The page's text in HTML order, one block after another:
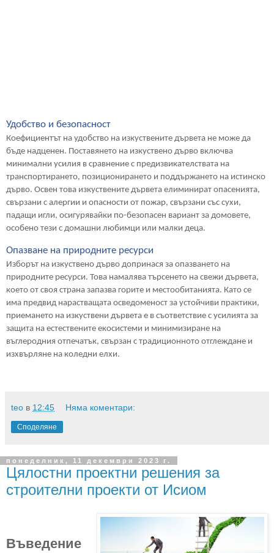
Удобство и безопасност
Коефициентът на удобство на изкуствените дървета не може да
бъде надценен. Поставянето на изкуствено дърво включва
минимални усилия в сравнение с предизвикателствата на
транспортирането, позиционирането и поддържането на истинско
дърво. Освен това изкуствените дървета елиминират опасенията,
свързани с алергии и опасности от пожар, свързани със сухи,
падащи игли, осигурявайки по-безопасен вариант за домовете,
особено тези с домашни любимци или малки деца.
Опазване на природните ресурси
Изборът на изкуствено дърво допринася за опазването на
природните ресурси. Това намалява търсенето на свежи дървета,
което от своя страна запазва горите и местообитанията. Като се
има предвид нарастващата осведоменост за устойчиви практики,
приемането на изкуствени дървета е в съответствие с усилията за
защита на естествените екосистеми и минимизиране на
въглеродния отпечатък, свързан с традиционното отглеждане и
изхвърляне на коледни елхи.
teo в 12:45 Няма коментари:
Споделяне
понеделник, 11 декември 2023 г.
Цялостни проектни решения за
строителни проекти от Исиом
Въведение